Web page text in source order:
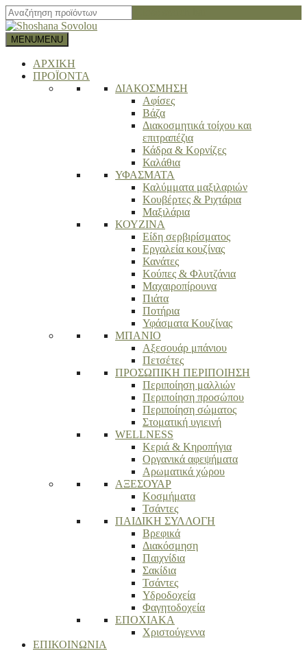
MENUMENU
ΑΡΧΙΚΗ
ΠΡΟΪΟΝΤΑ
ΔΙΑΚΟΣΜΗΣΗ
Αφίσες
Βάζα
Διακοσμητικά τοίχου και
επιτραπέζια
Κάδρα & Κορνίζες
Καλάθια
ΥΦΑΣΜΑΤΑ
Καλύμματα μαξιλαριών
Κουβέρτες & Ριχτάρια
Μαξιλάρια
ΚΟΥΖΙΝΑ
Είδη σερβιρίσματος
Εργαλεία κουζίνας
Κανάτες
Κούπες & Φλυτζάνια
Μαχαιροπίρουνα
Πιάτα
Ποτήρια
Υφάσματα Κουζίνας
ΜΠΑΝΙΟ
Αξεσουάρ μπάνιου
Πετσέτες
ΠΡΟΣΩΠΙΚΗ ΠΕΡΙΠΟΙΗΣΗ
Περιποίηση μαλλιών
Περιποίηση προσώπου
Περιποίηση σώματος
Στοματική υγιεινή
WELLNESS
Κεριά & Κηροπήγια
Οργανικά αφεψήματα
Αρωματικά χώρου
ΑΞΕΣΟΥΑΡ
Κοσμήματα
Τσάντες
ΠΑΙΔΙΚΗ ΣΥΛΛΟΓΗ
Βρεφικά
Διακόσμηση
Παιχνίδια
Σακίδια
Τσάντες
Υδροδοχεία
Φαγητοδοχεία
ΕΠΟΧΙΑΚΑ
Χριστούγεννα
ΕΠΙΚΟΙΝΩΝΙΑ